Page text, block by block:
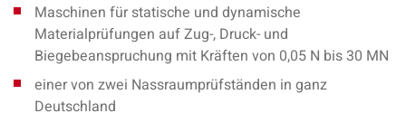
Maschinen für statische und dynamische
Materialprüfungen auf Zug-, Druck- und
Biegebeanspruchung mit Kräften von 0,05 N bis 30 MN
einer von zwei Nassraumprüfständen in ganz
Deutschland